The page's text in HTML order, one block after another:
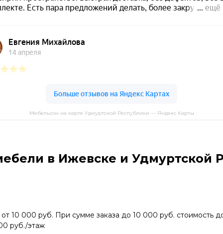
Мебельсон на карте Удмуртской Республики — Яндекс Карты
в Ижевске и Удмуртской
10 000 руб. При сумме заказа до 10 000 руб. стоимость
руб./этаж